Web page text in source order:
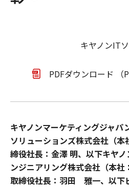
キヤノンIT
PDFダウンロード （
キヤノンマーケティングジャパ
ソリューションズ株式会社（
締役社長：金澤 明、以下キヤ
ンジニアリング株式会社（本
取締役社長：羽田 雅一、以下